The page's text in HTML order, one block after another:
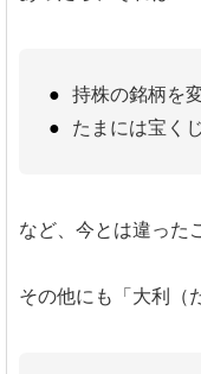
持株の銘柄を
たまには宝く
など、今とは違った
その他にも「大利（